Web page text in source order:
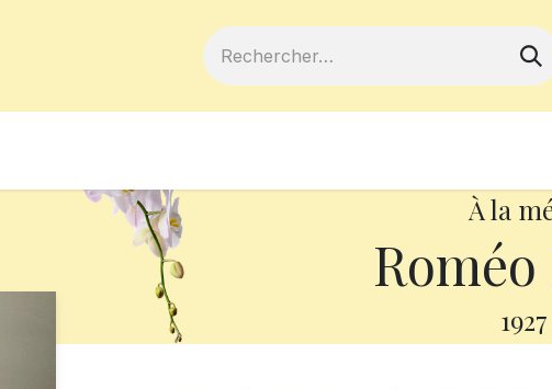
À la
1927